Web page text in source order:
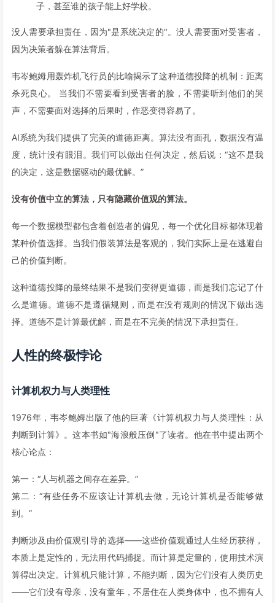
子，甚至谁的孩子能上好学校。
没人需要承担责任，因为"是系统决定的"。没人需要面对受害者，
因为决策者躲在算法背后。
韦岑鲍姆用轰炸机飞行员的比喻揭示了这种道德投降的机制：距离
杀死良心。 当我们不需要看到受害者的脸，不需要听到他们的哭
声，不需要面对选择的后果时，作恶变得容易了。
AI系统为我们提供了完美的道德距离。算法没有面孔，数据没有温
度，统计没有眼泪。我们可以做出任何决定，然后说：“这不是我
的决定，这是数据驱动的最优解。”
没有价值中立的算法，只有隐藏价值观的算法。
每一个数据模型都包含着创造者的偏见，每一个优化目标都体现着
某种价值选择。当我们假装算法是客观的，我们实际上是在逃避自
己的价值判断。
这种道德投降的最终结果不是我们变得更道德，而是我们忘记了什
么是道德。道德不是遵循规则，而是在没有规则的情况下做出选
择。道德不是计算最优解，而是在不完美的情况下承担责任。
人性的终极悖论
计算机权力与人类理性
1976年，韦岑鲍姆出版了他的巨著《计算机权力与人类理性：从
判断到计算》。这本书如"海浪般压倒"了读者。他在书中提出两个
核心论点：
第一：“人与机器之间存在差异。”
第二：“有些任务不应该让计算机去做，无论计算机是否能够做
到。”
判断涉及由价值观引导的选择——这些价值观通过人生经历获得，
本质上是定性的，无法用代码捕捉。而计算是定量的，使用技术演
算得出决定。计算机只能计算，不能判断，因为它们没有人类历史
——它们没有母亲，没有童年，不居住在人类身体中，也不拥有人